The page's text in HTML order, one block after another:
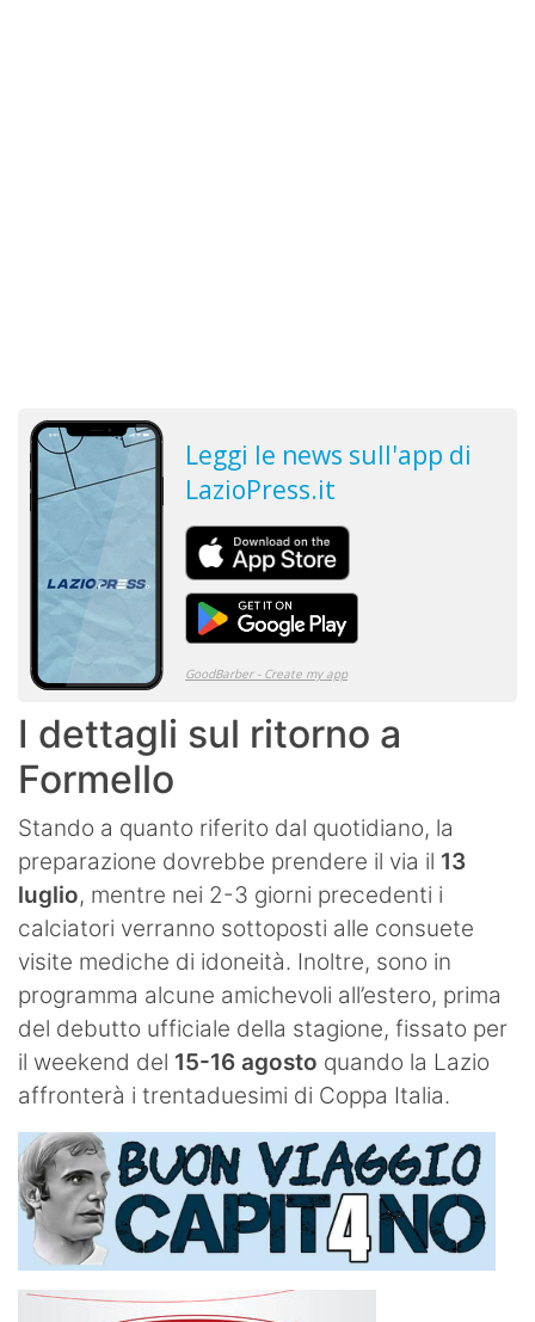
I dettagli sul ritorno a
Formello
Stando a quanto riferito dal quotidiano, la
preparazione dovrebbe prendere il via il 13
luglio, mentre nei 2-3 giorni precedenti i
calciatori verranno sottoposti alle consuete
visite mediche di idoneità. Inoltre, sono in
programma alcune amichevoli all’estero, prima
del debutto ufficiale della stagione, fissato per
il weekend del 15-16 agosto quando la Lazio
affronterà i trentaduesimi di Coppa Italia.